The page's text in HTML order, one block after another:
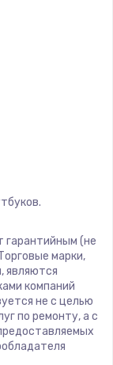
гарантийным (не
марки,
являются
компаний
не с целью
по ремонту, а с